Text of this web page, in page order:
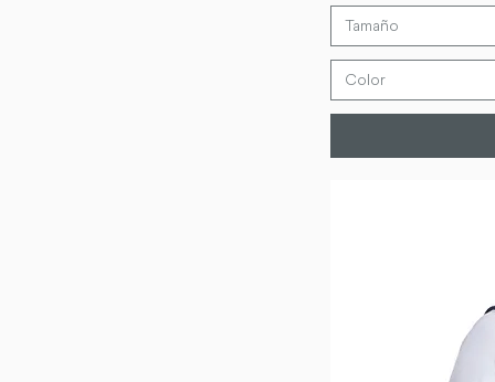
Tamaño
Color